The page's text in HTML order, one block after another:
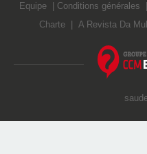
Equipe Conditions générales
Charte
A Revista Da